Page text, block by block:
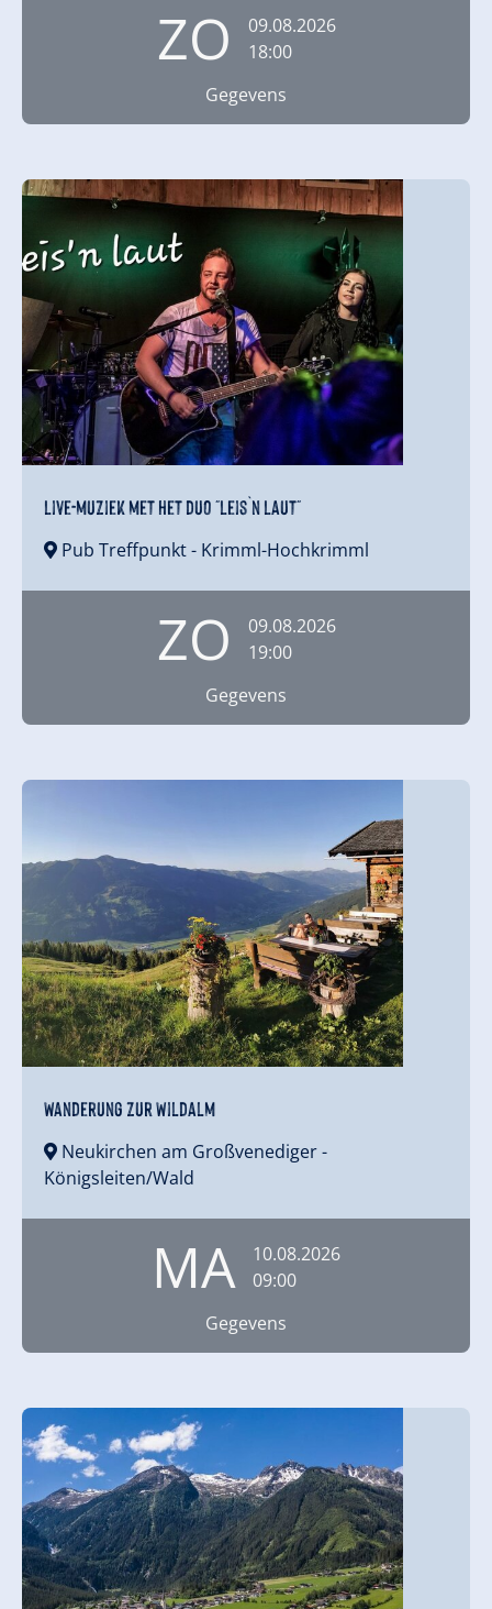
ZO
09.08.2026
18:00
Gegevens
Live-muziek met het duo "Leis`n Laut"
Pub Treffpunkt- Krimml-Hochkrimml
ZO
09.08.2026
19:00
Gegevens
Wanderung zur Wildalm
Neukirchen am Großvenediger-
Königsleiten/Wald
MA
10.08.2026
09:00
Gegevens